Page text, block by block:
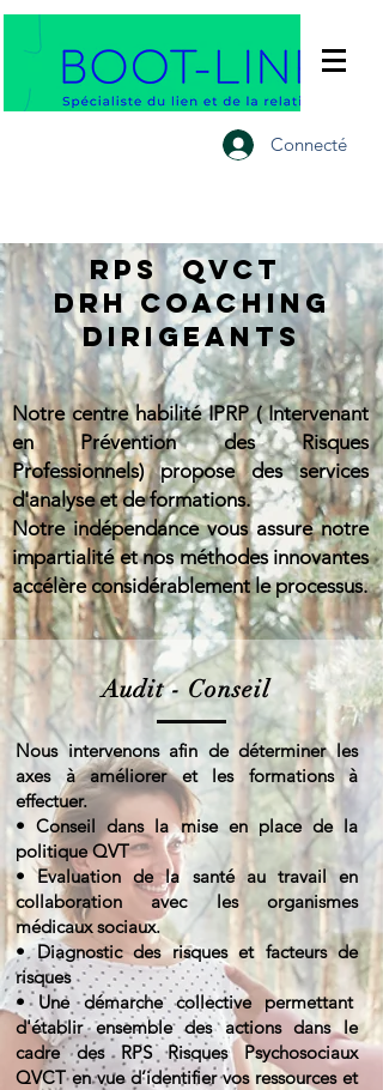
Connecté
rps qvct
drh coaching
DIRIGEANTS
Notre centre habilité IPRP ( Intervenant
en Prévention des Risques
Professionnels) propose des services
d'analyse et de formations.
Notre indépendance vous assure notre
impartialité et nos méthodes innovantes
accélère considérablement le processus.
Audit - Conseil
Nous intervenons afin de déterminer les
axes à améliorer et les formations à
effectuer.
• Conseil dans la mise en place de la
politique QVT
• Evaluation de la santé au travail en
collaboration avec les organismes
médicaux sociaux.
• Diagnostic des risques et facteurs de
risques
• Une démarche collective permettant
d'établir ensemble des actions dans le
cadre des RPS Risques Psychosociaux
QVCT en vue d’identifier vos ressources et